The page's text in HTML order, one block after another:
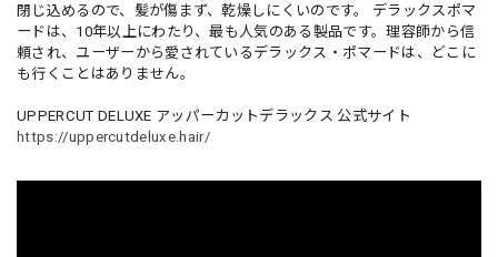
閉じ込めるので、髪が傷まず、乾燥しにくいのです。 デラックスポマ
ードは、10年以上にわたり、最も人気のある製品です。理容師から信
頼され、ユーザーから愛されているデラックス・ポマードは、どこに
も行くことはありません。
UPPERCUT DELUXE アッパーカットデラックス 公式サイト
https://uppercutdeluxe.hair/